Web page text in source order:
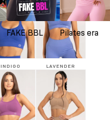
FAKE BBL Pilates era
INDIGO LAVENDER